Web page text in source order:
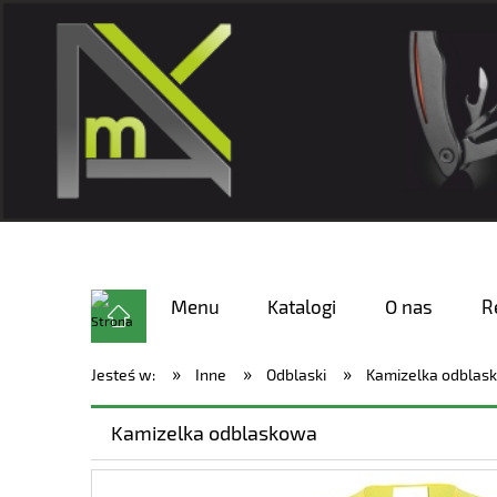
Menu Katalogi O nas
Jesteś w: » Inne » Odblaski » Kamizelka
Kamizelka odblaskowa